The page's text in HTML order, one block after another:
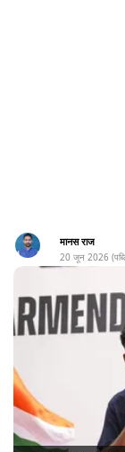
मानस राज
20 जून 2026